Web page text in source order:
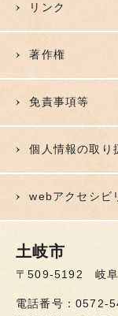
リンク
著作権
免責事項等
個人情報の取り
webアクセシビ
土岐市
〒509-5192 岐阜
電話番号：0572-